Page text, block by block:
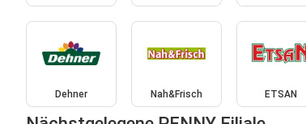
Dehner Nah&Frisch ETSAN